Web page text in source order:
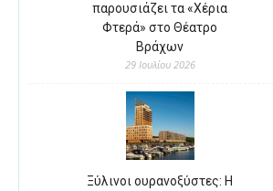
παρουσιάζει τα «Χέρια
Φτερά» στο Θέατρο
Βράχων
29 Ιουλίου 2026
Ξύλινοι ουρανοξύστες: Η